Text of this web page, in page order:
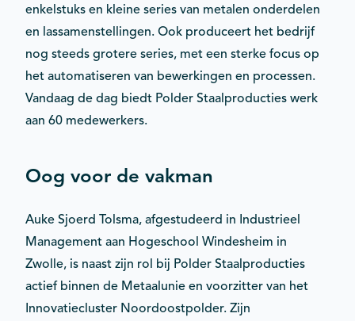
enkelstuks en kleine series van metalen onderdelen
en lassamenstellingen. Ook produceert het bedrijf
nog steeds grotere series, met een sterke focus op
het automatiseren van bewerkingen en processen.
Vandaag de dag biedt Polder Staalproducties werk
aan 60 medewerkers.
Oog voor de vakman
Auke Sjoerd Tolsma, afgestudeerd in Industrieel
Management aan Hogeschool Windesheim in
Zwolle, is naast zijn rol bij Polder Staalproducties
actief binnen de Metaalunie en voorzitter van het
Innovatiecluster Noordoostpolder. Zijn